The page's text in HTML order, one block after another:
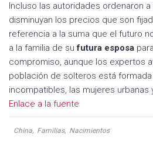
Incluso las autoridades ordenaron
disminuyan los precios que son
referencia a la suma que el futuro
a la familia de su futura esposa
compromiso, aunque los expertos
población de solteros está
incompatibles, las mujeres urbanas
Enlace a la fuente
China, Familias, Nacimientos